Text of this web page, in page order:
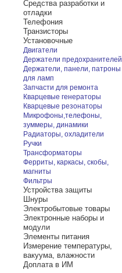
Средства разработки и
отладки
Телефония
Транзисторы
Установочные
Двигатели
Держатели предохранителей
Держатели, панели, патроны
для ламп
Запчасти для ремонта
Кварцевые генераторы
Кварцевые резонаторы
Микрофоны,телефоны,
зуммеры, динамики
Радиаторы, охладители
Ручки
Трансформаторы
Ферриты, каркасы, скобы,
магниты
Фильтры
Устройства защиты
Шнуры
Электробытовые товары
Электронные наборы и
модули
Элементы питания
Измерение температуры,
вакуума, влажности
Доплата в ИМ